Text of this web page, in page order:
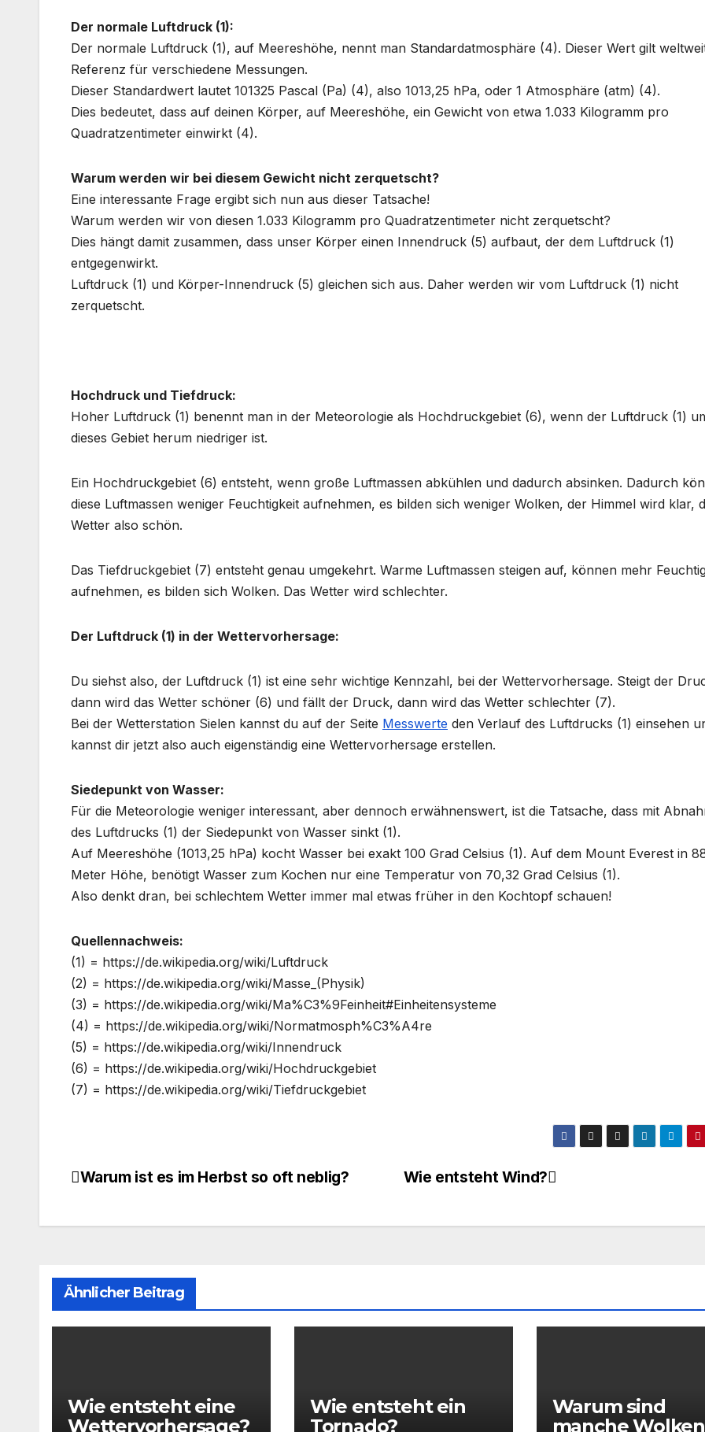
Der normale Luftdruck (1):
Der normale Luftdruck (1), auf Meereshöhe, nennt man Standardatmosphäre (4). Dieser Wert gilt
Referenz für verschiedene Messungen.
Dieser Standardwert lautet 101325 Pascal (Pa) (4), also 1013,25 hPa, oder 1 Atmosphäre (atm) (4).
Dies bedeutet, dass auf deinen Körper, auf Meereshöhe, ein Gewicht von etwa 1.033 Kilogramm pro
Quadratzentimeter einwirkt (4).
Warum werden wir bei diesem Gewicht nicht zerquetscht?
Eine interessante Frage ergibt sich nun aus dieser Tatsache!
Warum werden wir von diesen 1.033 Kilogramm pro Quadratzentimeter nicht zerquetscht?
Dies hängt damit zusammen, dass unser Körper einen Innendruck (5) aufbaut, der dem Luftdruck (1)
entgegenwirkt.
Luftdruck (1) und Körper-Innendruck (5) gleichen sich aus. Daher werden wir vom Luftdruck (1) nicht
zerquetscht.
Hochdruck und Tiefdruck:
Hoher Luftdruck (1) benennt man in der Meteorologie als Hochdruckgebiet (6), wenn der Luftdruck (1)
dieses Gebiet herum niedriger ist.
Ein Hochdruckgebiet (6) entsteht, wenn große Luftmassen abkühlen und dadurch absinken. Dadurch
diese Luftmassen weniger Feuchtigkeit aufnehmen, es bilden sich weniger Wolken, der Himmel wird klar,
Wetter also schön.
Das Tiefdruckgebiet (7) entsteht genau umgekehrt. Warme Luftmassen steigen auf, können mehr
aufnehmen, es bilden sich Wolken. Das Wetter wird schlechter.
Der Luftdruck (1) in der Wettervorhersage:
Du siehst also, der Luftdruck (1) ist eine sehr wichtige Kennzahl, bei der Wettervorhersage. Steigt der
dann wird das Wetter schöner (6) und fällt der Druck, dann wird das Wetter schlechter (7).
Bei der Wetterstation Sielen kannst du auf der Seite Messwerte den Verlauf des Luftdrucks (1) einsehen
kannst dir jetzt also auch eigenständig eine Wettervorhersage erstellen.
Siedepunkt von Wasser:
Für die Meteorologie weniger interessant, aber dennoch erwähnenswert, ist die Tatsache, dass mit
des Luftdrucks (1) der Siedepunkt von Wasser sinkt (1).
Auf Meereshöhe (1013,25 hPa) kocht Wasser bei exakt 100 Grad Celsius (1). Auf dem Mount Everest in
Meter Höhe, benötigt Wasser zum Kochen nur eine Temperatur von 70,32 Grad Celsius (1).
Also denkt dran, bei schlechtem Wetter immer mal etwas früher in den Kochtopf schauen!
Quellennachweis:
(1) = https://de.wikipedia.org/wiki/Luftdruck
(2) = https://de.wikipedia.org/wiki/Masse_(Physik)
(3) = https://de.wikipedia.org/wiki/Ma%C3%9Feinheit#Einheitensysteme
(4) = https://de.wikipedia.org/wiki/Normatmosph%C3%A4re
(5) = https://de.wikipedia.org/wiki/Innendruck
(6) = https://de.wikipedia.org/wiki/Hochdruckgebiet
(7) = https://de.wikipedia.org/wiki/Tiefdruckgebiet
Beitragsnavigation Wie entsteht Wind?
Warum ist es im Herbst so oft neblig?
Ähnlicher Beitrag
Wie entsteht eine
Wettervorhersage?
Wie entsteht ein
Tornado?
Warum sind
manche Wolken